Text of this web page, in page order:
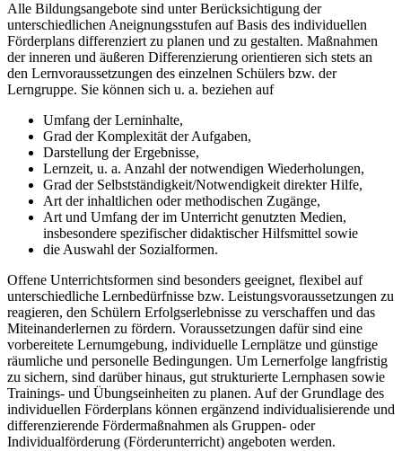
Alle Bildungsangebote sind unter Berücksichtigung der
unterschiedlichen Aneignungsstufen auf Basis des individuellen
Förderplans differenziert zu planen und zu gestalten. Maßnahmen
der inneren und äußeren Differenzierung orientieren sich stets an
den Lernvoraussetzungen des einzelnen Schülers bzw. der
Lerngruppe. Sie können sich u. a. beziehen auf
Umfang der Lerninhalte,
Grad der Komplexität der Aufgaben,
Darstellung der Ergebnisse,
Lernzeit, u. a. Anzahl der notwendigen Wiederholungen,
Grad der Selbstständigkeit/Notwendigkeit direkter Hilfe,
Art der inhaltlichen oder methodischen Zugänge,
Art und Umfang der im Unterricht genutzten Medien,
insbesondere spezifischer didaktischer Hilfsmittel sowie
die Auswahl der Sozialformen.
Offene Unterrichtsformen sind besonders geeignet, flexibel auf
unterschiedliche Lernbedürfnisse bzw. Leistungsvoraussetzungen zu
reagieren, den Schülern Erfolgserlebnisse zu verschaffen und das
Miteinanderlernen zu fördern. Voraussetzungen dafür sind eine
vorbereitete Lernumgebung, individuelle Lernplätze und günstige
räumliche und personelle Bedingungen. Um Lernerfolge langfristig
zu sichern, sind darüber hinaus, gut strukturierte Lernphasen sowie
Trainings- und Übungseinheiten zu planen. Auf der Grundlage des
individuellen Förderplans können ergänzend individualisierende und
differenzierende Fördermaßnahmen als Gruppen- oder
Individualförderung (Förderunterricht) angeboten werden.